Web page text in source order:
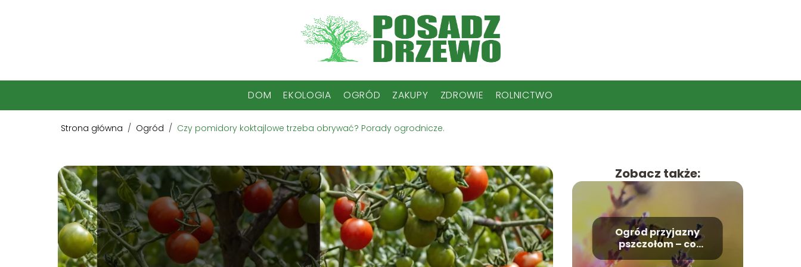
DOM EKOLOGIA OGRÓD ZAKUPY ZDROWIE ROLNICTWO
Strona główna / Ogród / Czy pomidory koktajlowe trzeba obrywać? Porady ogrodnicze.
Zobacz także:
Ogród przyjazny
pszczołom – co
posadzić?